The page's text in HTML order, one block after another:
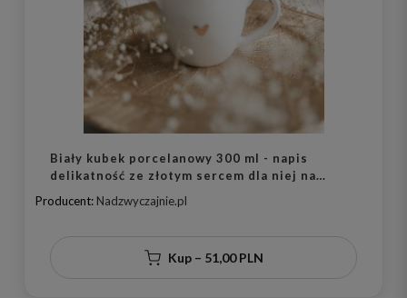
Biały kubek porcelanowy 300 ml - napis
delikatność ze złotym sercem dla niej na
urodziny
Producent: Nadzwyczajnie.pl
Kup – 51,00 PLN